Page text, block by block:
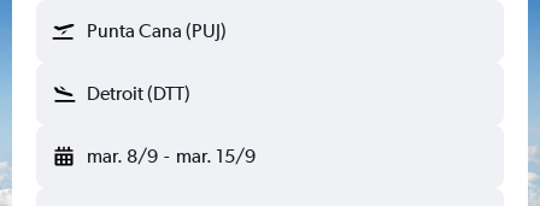
Punta Cana (PUJ)
Detroit (DTT)
mar. 8/9 - mar. 15/9